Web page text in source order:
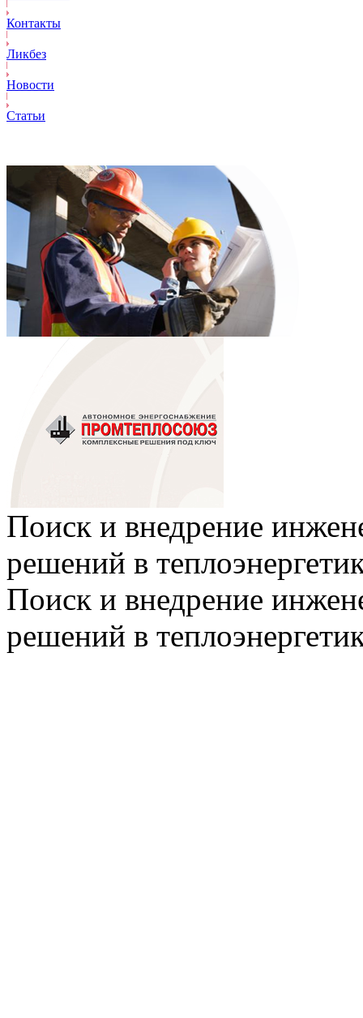
Контакты
Ликбез
Новости
Статьи
Поиск и внедрение
решений в
Поиск и внедрение
решений в